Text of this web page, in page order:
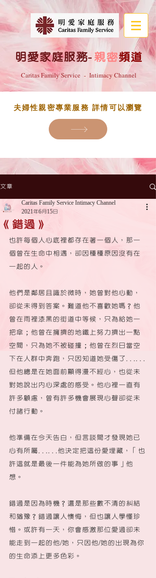
明愛家庭服務- 親密頻道
Caritas Family Service - Intimacy Channel
夫婦性親密專業服務 詳情可以瀏覽
文章
《錯過》
Caritas Family Service Intimacy Channel
2021年6月15日
也許每個人心底裡都存在著一個人，那一
個曾在生命中相遇，卻因種種原因沒有在
一起的人。
他們是鄰居且識於微時，她曾對他心動，
卻從未得到答案。難道他不喜歡她嗎？他
曾在雨裡漆黑的街道中等候，只為給她一
把傘；他曾在擁擠的地鐵上努力擠出一點
空間，只為她不被碰撞；他曾在烈日當空
下在人群中奔跑，只因知道她受傷了……
但他總是在她面前顯得漫不經心，也從未
對她說出內心深處的感受。他心裡一直有
許多顧慮，曾有許多機會展現心聲卻從未
付諸行動。
他準備在今天告白，但言談間才發現她已
心有所屬……他決定把這份愛埋藏，「也
許這就是最後一件能為她所做的事」他
想。
錯過是因為時機？還是那些數不清的糾結
和猶豫？錯過讓人懊悔，但也讓人學懂珍
惜。或許有一天，你會感激那位愛過卻未
能走到一起的他/她，只因他/她的出現為你
的生命添上更多色彩。